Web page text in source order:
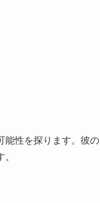
能性を探ります。彼の